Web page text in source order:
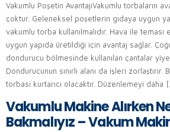
Vakumlu Poşetin AvantajıVakumlu torbaların
çoktur. Geleneksel poşetlerin gıdaya uygun
vakumlu torba kullanılmalıdır. Hava ile
uygun yapıda üretildiği için avantaj sağlar.
dondurucu bölmesinde kullanılan çantalar
Dondurucunun sınırlı alanı da işleri zorlaştırır.
torbası kurtarıcı olacaktır. Düzenlemeyi daha
Vakumlu Makine Alırken
Bakmalıyız – Vakum